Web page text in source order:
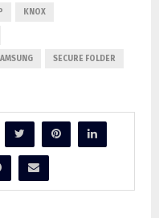
KNOX
SECURE FOLDER